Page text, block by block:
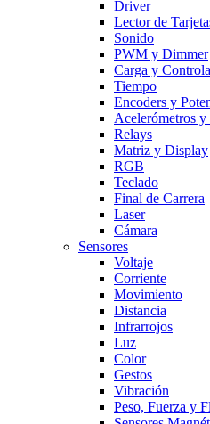
Driver
Lector de
Sonido
PWM y Dimmer
Carga y
Tiempo
Encoders y
Acelerómetros
Relays
Matriz y Display
RGB
Teclado
Final de Carrera
Laser
Cámara
Sensores
Voltaje
Corriente
Movimiento
Distancia
Infrarrojos
Luz
Color
Gestos
Vibración
Peso, Fuerza y